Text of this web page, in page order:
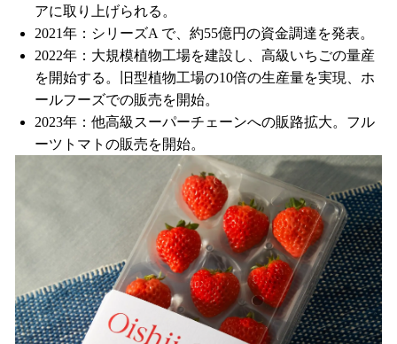
アに取り上げられる。
2021年：シリーズA で、約55億円の資金調達を発表。
2022年：大規模植物工場を建設し、高級いちごの量産
を開始する。旧型植物工場の10倍の生産量を実現、ホ
ールフーズでの販売を開始。
2023年：他高級スーパーチェーンへの販路拡大。フル
ーツトマトの販売を開始。